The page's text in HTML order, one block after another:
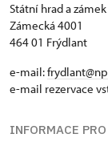
Státní hrad a
Zámecká 4001
464 01 Frýdlant
e-mail:
e-mail rezervace
INFORMACE